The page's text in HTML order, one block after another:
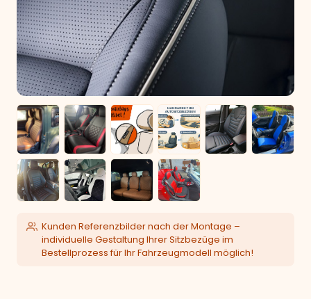
Kunden Referenzbilder nach der Montage –
individuelle Gestaltung Ihrer Sitzbezüge im
Bestellprozess für Ihr Fahrzeugmodell möglich!